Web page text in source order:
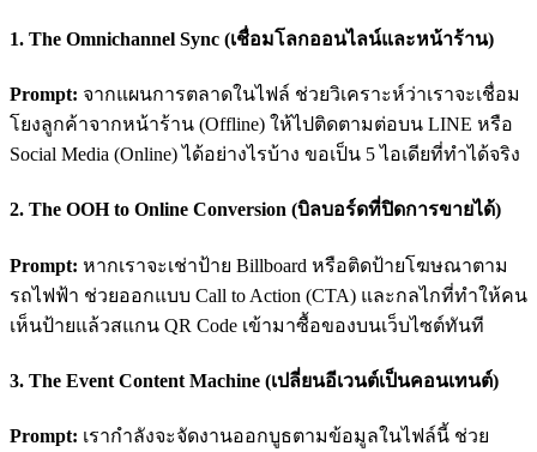
1. The Omnichannel Sync (เชื่อมโลกออนไลน์และหน้าร้าน)
Prompt: จากแผนการตลาดในไฟล์ ช่วยวิเคราะห์ว่าเราจะเชื่อม
โยงลูกค้าจากหน้าร้าน (Offline) ให้ไปติดตามต่อบน LINE หรือ
Social Media (Online) ได้อย่างไรบ้าง ขอเป็น 5 ไอเดียที่ทำได้จริง
2. The OOH to Online Conversion (บิลบอร์ดที่ปิดการขายได้)
Prompt: หากเราจะเช่าป้าย Billboard หรือติดป้ายโฆษณาตาม
รถไฟฟ้า ช่วยออกแบบ Call to Action (CTA) และกลไกที่ทำให้คน
เห็นป้ายแล้วสแกน QR Code เข้ามาซื้อของบนเว็บไซต์ทันที
3. The Event Content Machine (เปลี่ยนอีเวนต์เป็นคอนเทนต์)
Prompt: เรากำลังจะจัดงานออกบูธตามข้อมูลในไฟล์นี้ ช่วย